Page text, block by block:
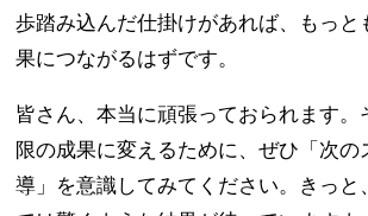
歩踏み込んだ仕掛けがあれば、もっと
果につながるはずです。
皆さん、本当に頑張っておられます。
限の成果に変えるために、ぜひ「次の
導」を意識してみてください。きっと